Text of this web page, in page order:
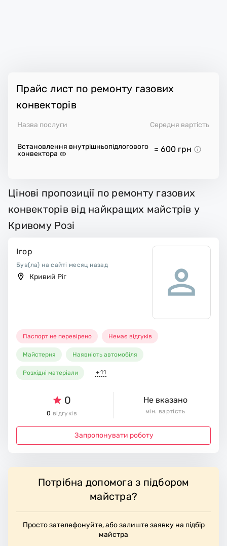
Прайс лист по ремонту газових
конвекторів
Назва послуги Середня вартість
Встановлення внутрішньопідлогового
конвектора
≈ 600 грн
Цінові пропозиції по ремонту газових
конвекторів від найкращих майстрів у
Кривому Розі
Ігор
Був(ла) на сайті месяц назад
Кривий Ріг
Паспорт не перевірено Немає відгуків
Майстерня Наявність автомобіля
Розхідні матеріали +11
0
0 відгуків
Не вказано
мін. вартість
Запропонувати роботу
Потрібна допомога з підбором
майстра?
Просто зателефонуйте, або залиште заявку на підбір
майстра